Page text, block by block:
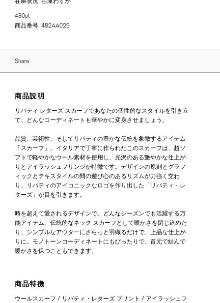
430pt
商品番号: 482AA029
Share
商品説明
リバティ レターズ スカーフであなたの個性的なスタイルを引き立
て、どんなコーディネートも華やかに変身させましょう。
品質、芸術性、そしてリバティの豊かな伝統を象徴するアイテム
「スカーフ」。イタリアで丁寧に作られたこのスカーフは、超ソ
フトで軽やかなウール素材を使用し、光沢のある艶やかな仕上が
りとアイラッシュフリンジが特徴です。デザインの原則とグラフ
ィックとテキスタイルの間の遊び心のあるリズムが力強く交わ
り、リバティのアイコニックなロゴを作り出した「リバティ・レ
ターズ」が目を引きます。
時を超えて愛されるデザインで、どんなシーズンでも活躍する万
能アイテム。伝統的なネック スカーフとして暖かさを閉じ込めた
り、シンプルなアウターにさらっと羽織るだけで、上品な仕上が
りに。モノトーンコーディネートにもぴったりで、首元で結んで
暖かさを保つこともできます。
商品特徴
ウールスカーフ / リバティ・レターズ プリント / アイラッシュフ